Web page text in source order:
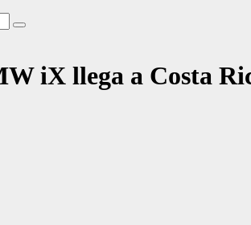
iX llega a Costa